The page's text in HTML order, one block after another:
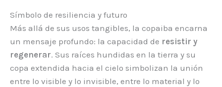
Símbolo de resiliencia y futuro
Más allá de sus usos tangibles, la copaiba encarna
un mensaje profundo: la capacidad de resistir y
regenerar. Sus raíces hundidas en la tierra y su
copa extendida hacia el cielo simbolizan la unión
entre lo visible y lo invisible, entre lo material y lo